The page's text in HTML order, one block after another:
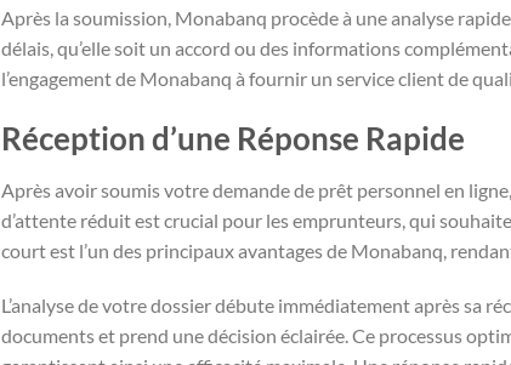
Après la soumission, Monabanq procède à une analyse
délais, qu’elle soit un accord ou des informations
l’engagement de Monabanq à fournir un service client de
Réception d’une Réponse Rapide
Après avoir soumis votre demande de prêt personnel en
d’attente réduit est crucial pour les emprunteurs, qui
court est l’un des principaux avantages de Monabanq,
L’analyse de votre dossier débute immédiatement après sa
documents et prend une décision éclairée. Ce processus